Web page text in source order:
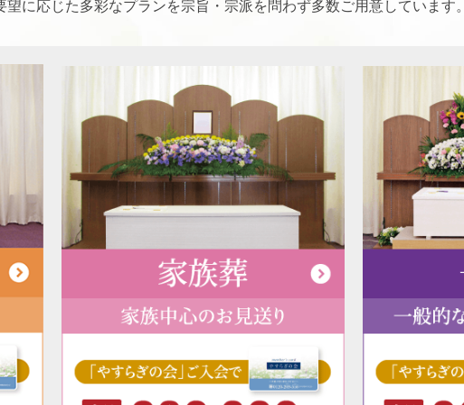
望に応じた多彩なプランを宗旨・宗派を問わず多数ご用意しています。